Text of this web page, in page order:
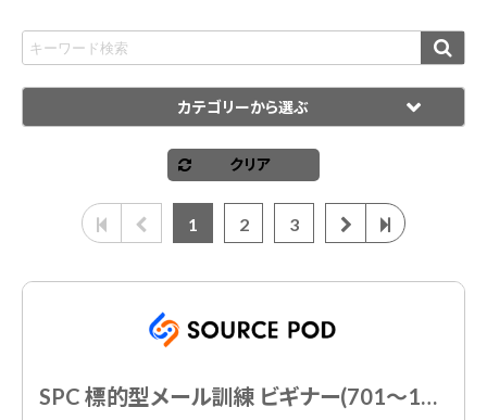
カテゴリーから選ぶ
クリア
1 2 3
SPC 標的型メール訓練 ビギナー(701～1000AC以下)